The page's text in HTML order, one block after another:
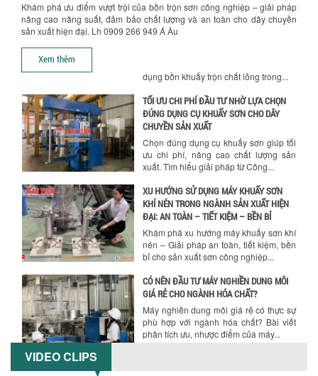
Hướng dẫn thanh toán mua hàng
Khám phá ưu điểm vượt trội của bồn trộn sơn công nghiệp – giải pháp
nâng cao năng suất, đảm bảo chất lượng và an toàn cho dây chuyền
sản xuất hiện đại. Lh 0909 266 949 Á Âu
Xem thêm
NGÀNH HÓA CHẤT: NHỮNG YẾU TỐ QUYẾT
ĐỊNH CHẤT LƯỢNG SẢN PHẨM CUỐI
CÙNG
dụng bồn khuấy trộn chất lỏng trong...
TỐI ƯU CHI PHÍ ĐẦU TƯ NHỜ LỰA CHỌN
ĐÚNG DỤNG CỤ KHUẤY SƠN CHO DÂY
CHUYỀN SẢN XUẤT
Chọn đúng dụng cụ khuấy sơn giúp tối
ưu chi phí, nâng cao chất lượng sản
xuất. Tìm hiểu giải pháp từ Công...
XU HƯỚNG SỬ DỤNG MÁY KHUẤY SƠN
KHÍ NÉN TRONG NGÀNH SẢN XUẤT HIỆN
ĐẠI: AN TOÀN – TIẾT KIỆM – BỀN BỈ
Khám phá xu hướng máy khuấy sơn khí
nén – Giải pháp an toàn, tiết kiệm, bền
bỉ cho sản xuất sơn công nghiệp...
CÓ NÊN ĐẦU TƯ MÁY NGHIỀN DUNG MÔI
GIÁ RẺ CHO NGÀNH HÓA CHẤT?
Máy nghiền dung môi giá rẻ có thực sự
phù hợp với ngành hóa chất? Bài viết
phân tích ưu, nhược điểm của máy...
VIDEO CLIPS